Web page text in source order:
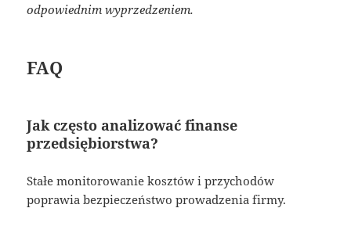
odpowiednim wyprzedzeniem.
FAQ
Jak często analizować finanse
przedsiębiorstwa?
Stałe monitorowanie kosztów i przychodów
poprawia bezpieczeństwo prowadzenia firmy.